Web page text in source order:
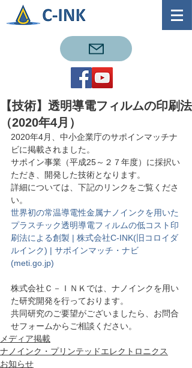
【技術】透明導電フィルムの印刷法
（2020年4月）
2020年4月、中小企業庁のサポインマッチナ
ビに掲載されました。
サポイン事業（平成25～２７年度）に採択い
ただき、開発した技術となります。
詳細については、下記のリンクをご覧くださ
い。
世界初の常温導電性金属ナノインクを用いた
プラスチック透明導電フィルムの低コスト印
刷法による創製 | 株式会社C-INK(旧コロイダ
ルインク) | サポインマッチ・ナビ
(meti.go.jp)
株式会社Ｃ－ＩＮＫでは、ナノインクを用い
た研究開発を行っております。
共同研究のご要望がございましたら、お問合
せフォームからご相談ください。
メディア掲載
ナノインク・プリンテッドエレクトロニクス
お知らせ